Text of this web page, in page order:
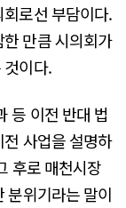
로선 부담이다.
만큼 시의회가
것이다.
등 이전 반대 법
사업을 설명하
후로 매천시장
분위기라는 말이